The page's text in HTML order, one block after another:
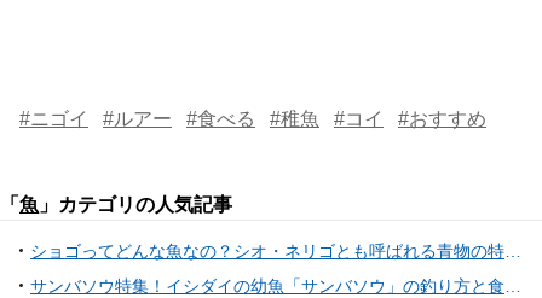
#ニゴイ #ルアー #食べる #稚魚 #コイ #おすすめ
「 魚 」カテゴリの人気記事
ショゴってどんな魚なの？シオ・ネリゴとも呼ばれる青物の特徴や釣り方
サンバソウ特集！イシダイの幼魚「サンバソウ」の釣り方と食べ方